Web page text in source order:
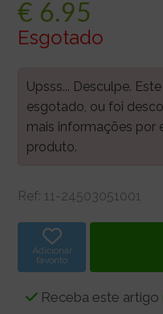
€ 6.95
Esgotado
Upsss... Desculpe.
esgotado, ou foi
mais informações por
produto.
Ref: 11-24503051001
Adicionar
favorito
Receba este artigo